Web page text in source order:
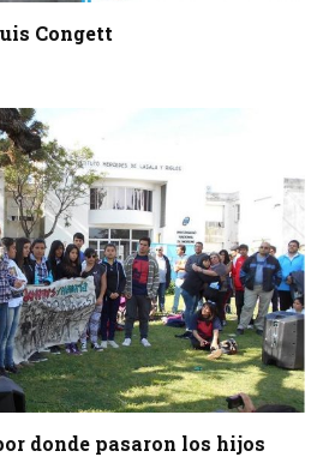
Congett
donde pasaron los hijos